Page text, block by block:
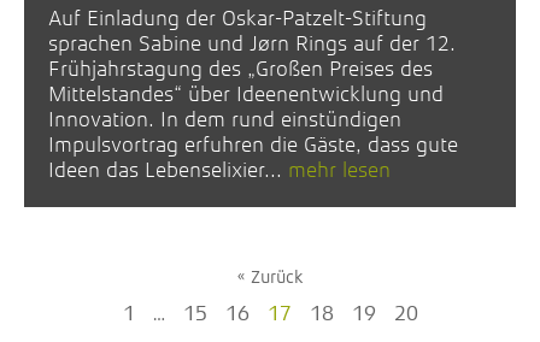
Auf Einladung der Oskar-Patzelt-Stiftung
sprachen Sabine und Jørn Rings auf der 12.
Frühjahrstagung des „Großen Preises des
Mittelstandes“ über Ideenentwicklung und
Innovation. In dem rund einstündigen
Impulsvortrag erfuhren die Gäste, dass gute
Ideen das Lebenselixier... mehr lesen
« Zurück
1 … 15 16 17 18 19 20